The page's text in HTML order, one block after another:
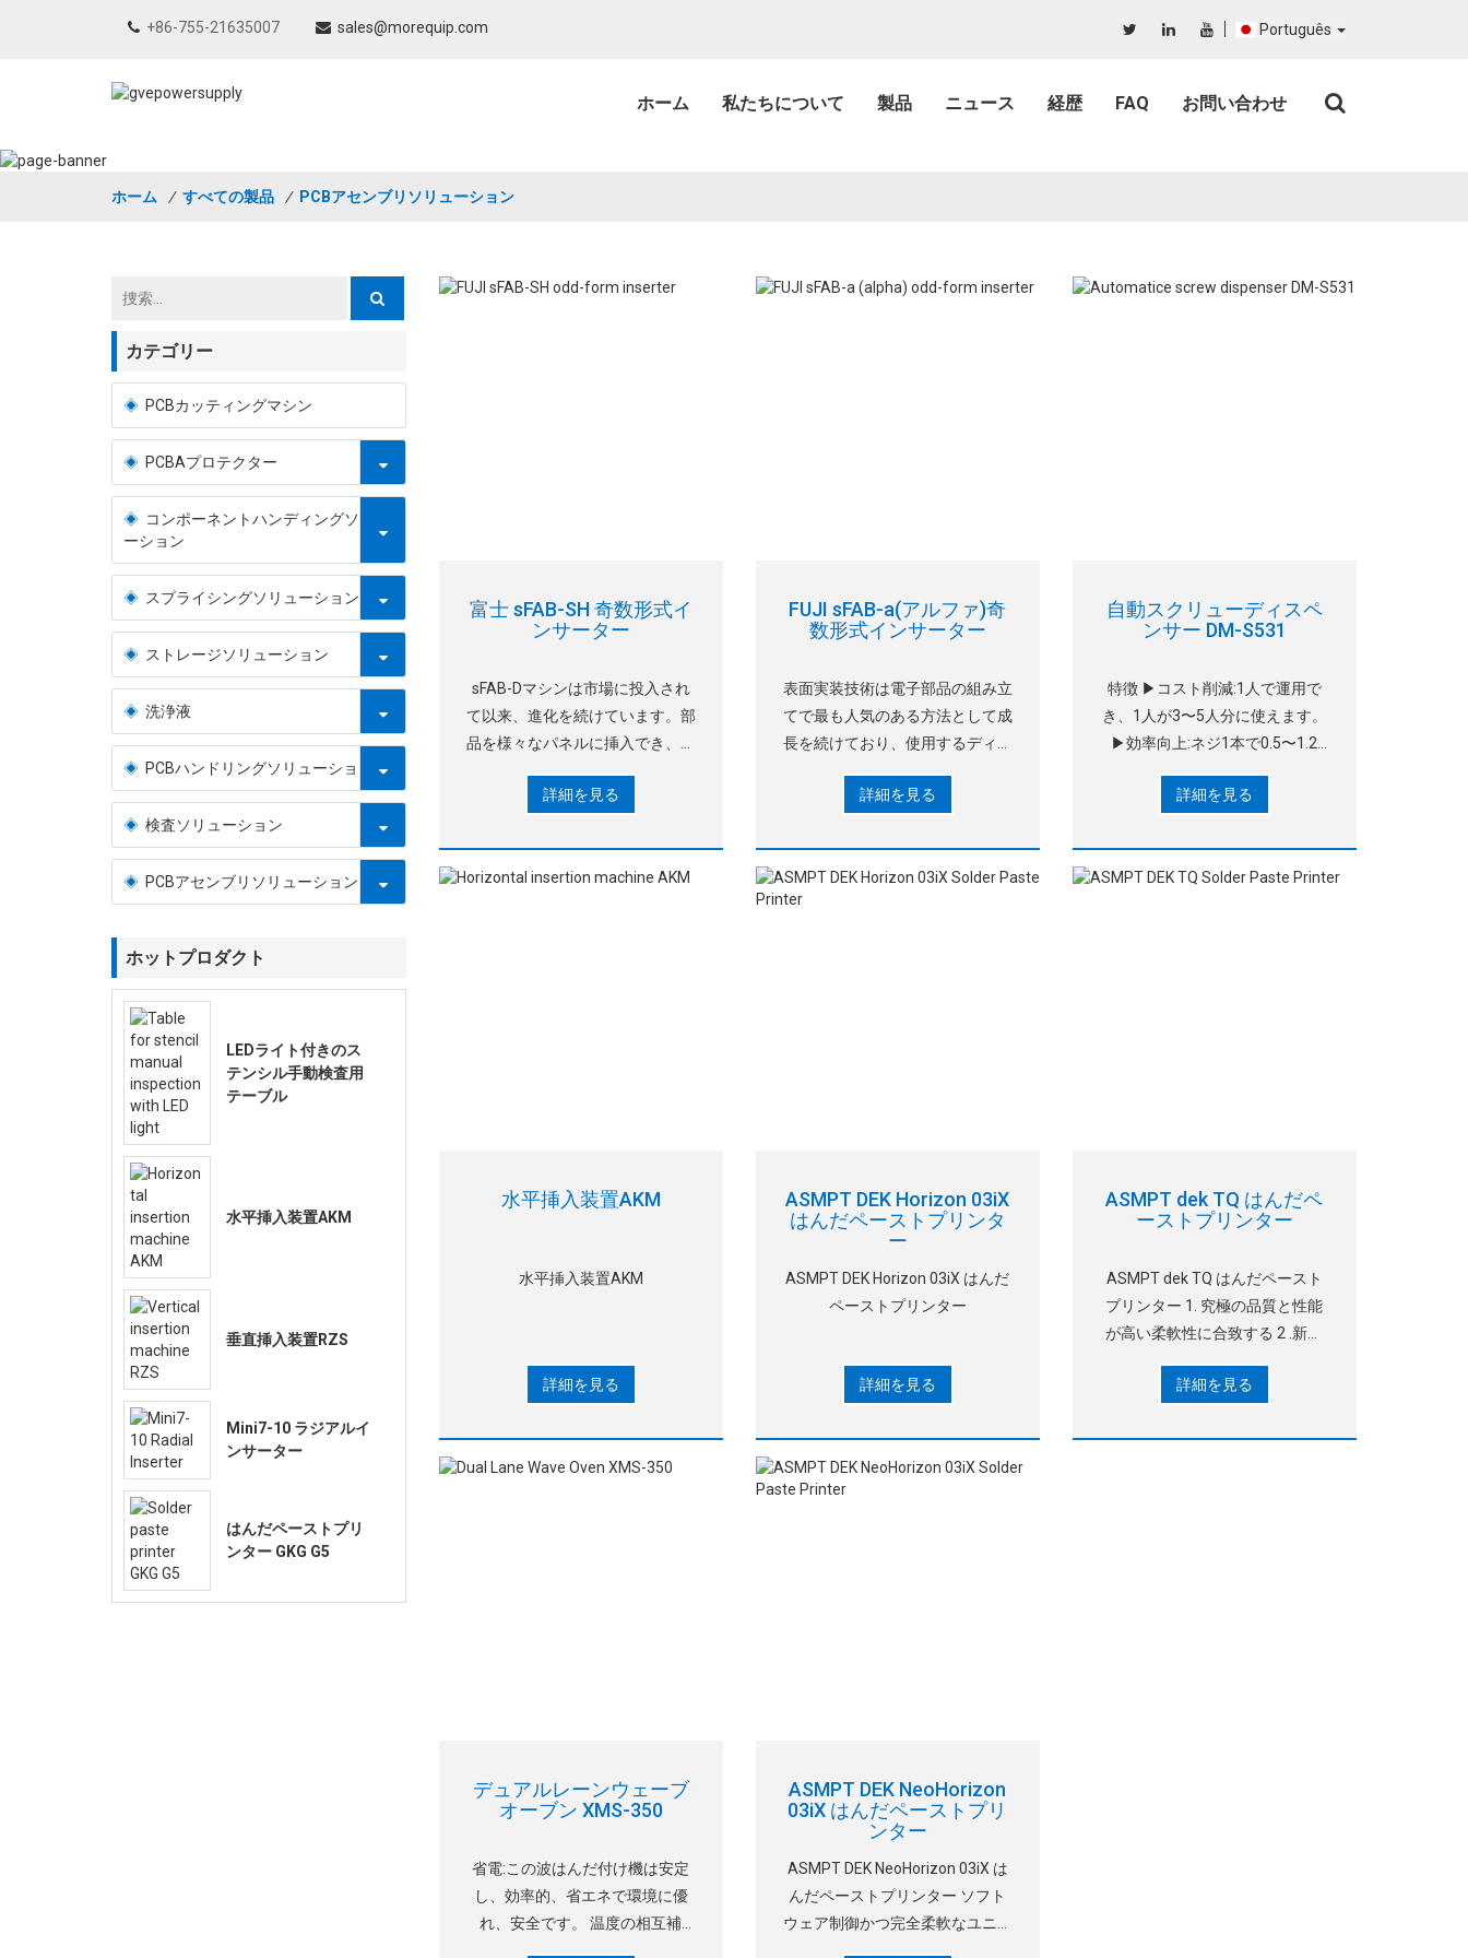
+86-755-21635007 sales@morequip.com Português
ホーム 私たちについて 製品 ニュース 経歴 FAQ お問い合わせ
ホーム / すべての製品 / PCBアセンブリソリューション
富士 sFAB-SH 奇数形式イ
ンサーター
sFAB-Dマシンは市場に投入され
て以来、進化を続けています。部
品を様々なパネルに挿入でき、部
す。エントリーモデルとして、
ています
詳細を見る
FUJI sFAB-a(アルファ)奇
数形式インサーター
表面実装技術は電子部品の組み立
てで最も人気のある方法として成
長を続けており、使用するディス
います。しかし、離散部品は引き
詳細を見る
自動スクリューディスペ
ンサー DM-S531
特徴 ▶コスト削減:1人で運用で
き、1人が3〜5人分に使えます。
▶効率向上:ネジ1本で0.5〜1.2
す。 ▶ 正確かつ信頼できる:R
詳細を見る
水平挿入装置AKM
水平挿入装置AKM
詳細を見る
ASMPT DEK Horizon 03iX
はんだペーストプリンタ
ー
ASMPT DEK Horizon 03iX はんだ
ペーストプリンター
詳細を見る
ASMPT dek TQ はんだペ
ーストプリンター
ASMPT dek TQ はんだペースト
プリンター 1. 究極の品質と性能
が高い柔軟性に合致する 2 .新し
ASMPT NuMotionコントローラ
ル。 3 .その多数のおかげで
詳細を見る
デュアルレーンウェーブ
オーブン XMS-350
省電:この波はんだ付け機は安定
し、効率的、省エネで環境に優
れ、安全です。 温度の相互補
ASMPT DEK NeoHorizon
03iX はんだペーストプリ
ンター
ASMPT DEK NeoHorizon 03iX は
んだペーストプリンター ソフト
ウェア制御かつ完全柔軟なユニバ
カテゴリー
PCBカッティングマシン
PCBAプロテクター
コンポーネントハンディングソリュ
ーション
スプライシングソリューション
ストレージソリューション
洗浄液
PCBハンドリングソリューション
検査ソリューション
PCBアセンブリソリューション
ホットプロダクト
LEDライト付きのス
テンシル手動検査用
テーブル
水平挿入装置AKM
垂直挿入装置RZS
Mini7-10 ラジアルイ
ンサーター
はんだペーストプリ
ンター GKG G5